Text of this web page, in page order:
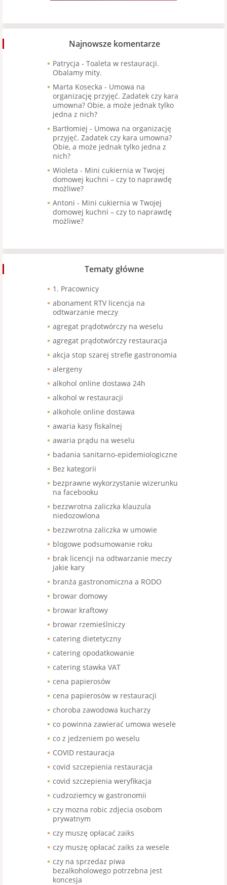
Najnowsze komentarze
Patrycja - Toaleta w restauracji.
Obalamy mity.
Marta Kosecka - Umowa na
organizację przyjęć. Zadatek czy kara
umowna? Obie, a może jednak tylko
jedna z nich?
Bartłomiej - Umowa na organizację
przyjęć. Zadatek czy kara umowna?
Obie, a może jednak tylko jedna z
nich?
Wioleta - Mini cukiernia w Twojej
domowej kuchni – czy to naprawdę
możliwe?
Antoni - Mini cukiernia w Twojej
domowej kuchni – czy to naprawdę
możliwe?
Tematy główne
1. Pracownicy
abonament RTV licencja na
odtwarzanie meczy
agregat prądotwórczy na weselu
agregat prądotwórczy restauracja
akcja stop szarej strefie gastronomia
alergeny
alkohol online dostawa 24h
alkohol w restauracji
alkohole online dostawa
awaria kasy fiskalnej
awaria prądu na weselu
badania sanitarno-epidemiologiczne
Bez kategorii
bezprawne wykorzystanie wizerunku
na facebooku
bezzwrotna zaliczka klauzula
niedozowlona
bezzwrotna zaliczka w umowie
blogowe podsumowanie roku
brak licencji na odtwarzanie meczy
jakie kary
branża gastronomiczna a RODO
browar domowy
browar kraftowy
browar rzemieślniczy
catering dietetyczny
catering opodatkowanie
catering stawka VAT
cena papierosów
cena papierosów w restauracji
choroba zawodowa kucharzy
co powinna zawierać umowa wesele
co z jedzeniem po weselu
COVID restauracja
covid szczepienia restauracja
covid szczepienia weryfikacja
cudzoziemcy w gastronomii
czy mozna robic zdjecia osobom
prywatnym
czy muszę opłacać zaiks
czy muszę opłacać zaiks za wesele
czy na sprzedaz piwa
bezalkoholowego potrzebna jest
koncesja